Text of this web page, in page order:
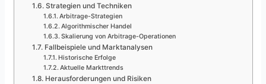
Strategien und Techniken
Arbitrage-Strategien
Algorithmischer Handel
Skalierung von Arbitrage-Operationen
Fallbeispiele und Marktanalysen
Historische Erfolge
Aktuelle Markttrends
Herausforderungen und Risiken